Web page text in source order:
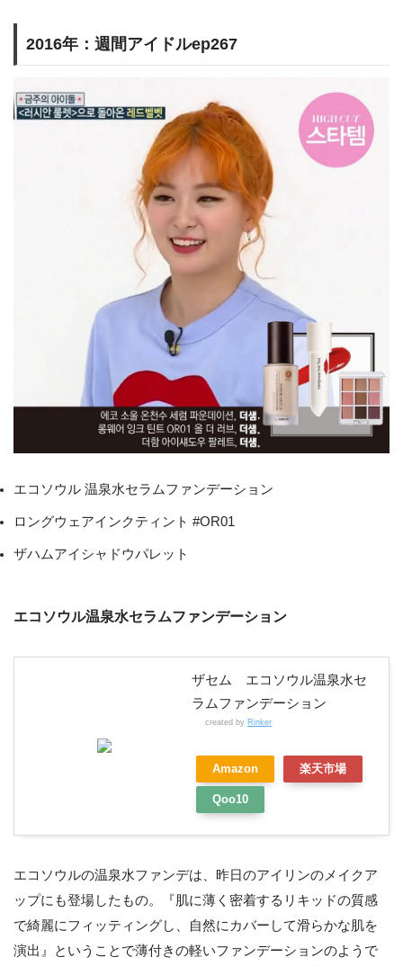
2016年：週間アイドルep267
エコソウル 温泉水セラムファンデーション
ロングウェアインクティント #OR01
ザハムアイシャドウパレット
エコソウル温泉水セラムファンデーション
ザセム エコソウル温泉水セ
ラムファンデーション
created by Rinker
Amazon 楽天市場
Qoo10
エコソウルの温泉水ファンデは、昨日のアイリンのメイクア
ップにも登場したもの。『肌に薄く密着するリキッドの質感
で綺麗にフィッティングし、自然にカバーして滑らかな肌を
演出』ということで薄付きの軽いファンデーションのようで